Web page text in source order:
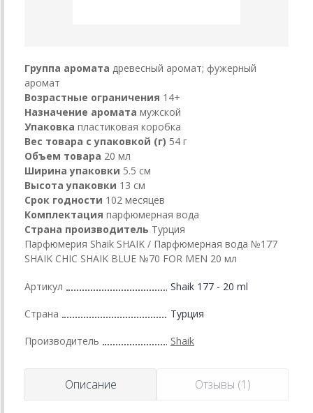
Группа аромата древесный аромат; фужерный
аромат
Возрастные ограничения 14+
Назначение аромата мужской
Упаковка пластиковая коробка
Вес товара с упаковкой (г) 54 г
Объем товара 20 мл
Ширина упаковки 5.5 см
Высота упаковки 13 см
Срок годности 102 месяцев
Комплектация парфюмерная вода
Страна производитель Турция
Парфюмерия Shaik SHAIK / Парфюмерная вода №177
SHAIK CHIC SHAIK BLUE №70 FOR MEN 20 мл
Артикул Shaik 177 - 20 ml
Страна Турция
Производитель Shaik
Описание Отзывы (1)